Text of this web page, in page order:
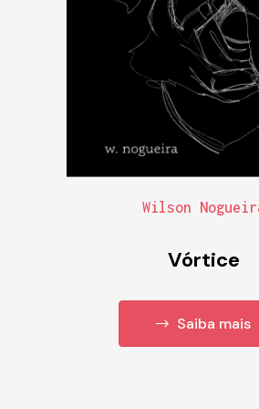
Wilson
Vórtice
Saiba mais